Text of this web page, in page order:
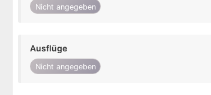
Nicht angegeben
Ausflüge
Nicht angegeben